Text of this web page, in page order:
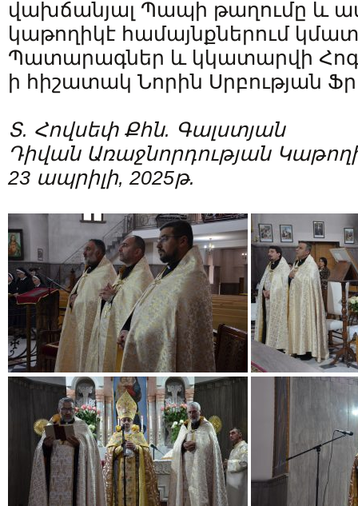
վախճանյալ Պապի թաղումը և
կաթողիկէ համայնքներում
Պատարագներ և կկատարվի
ի հիշատակ Նորին Սրբության
Տ. Հովսեփ Քհն. Գալստյան
Դիվան Առաջնորդության
23 ապրիլի, 2025թ.